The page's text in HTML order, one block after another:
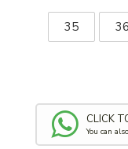
35 36
CLICK
You can